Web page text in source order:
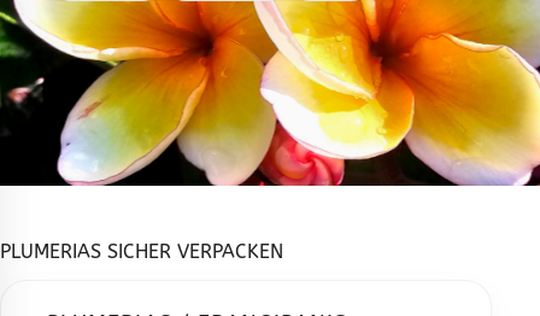
PLUMERIAS SICHER VERPACKEN